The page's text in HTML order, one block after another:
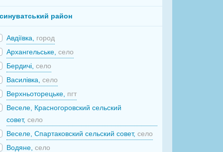
район
Авдіївка, город
Архангельське,село
Бердичі,село
Василівка,село
Верхньоторецьке, пгт
Веселе, Красногоровский сельский
совет,село
Веселе, Спартаковский сельский совет,село
Водяне,село